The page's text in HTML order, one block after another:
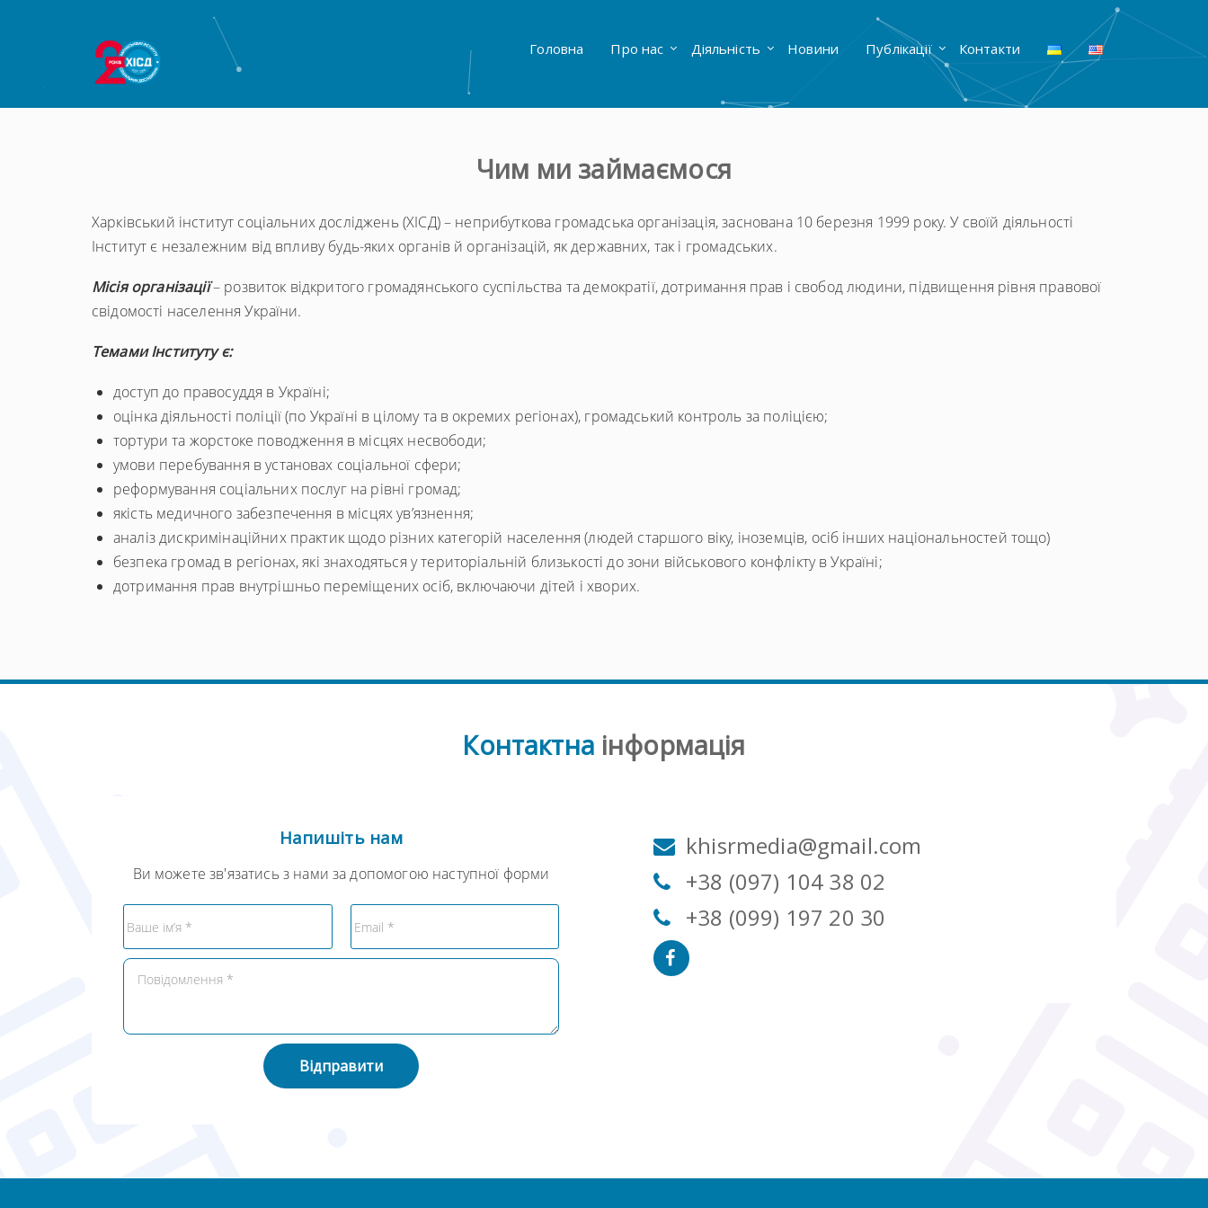
Головна Про нас Діяльність Новини Публікації Контакти
Чим ми займаємося
Харківський інститут соціальних досліджень (ХІСД) – неприбуткова громадська організація, заснована 10 березня 1999 року. У своїй діяльності
Інститут є незалежним від впливу будь-яких органів й організацій, як державних, так і громадських.
Місія організації– розвиток відкритого громадянського суспільства та демократії, дотримання прав і свобод людини, підвищення рівня правової
свідомості населення України.
Темами Інституту є:
доступ до правосуддя в Україні;
оцінка діяльності поліції (по Україні в цілому та в окремих регіонах), громадський контроль за поліцією;
тортури та жорстоке поводження в місцях несвободи;
умови перебування в установах соціальної сфери;
реформування соціальних послуг на рівні громад;
якість медичного забезпечення в місцях ув’язнення;
аналіз дискримінаційних практик щодо різних категорій населення (людей старшого віку, іноземців, осіб інших національностей тощо)
безпека громад в регіонах, які знаходяться у територіальній близькості до зони військового конфлікту в Україні;
дотримання прав внутрішньо переміщених осіб, включаючи дітей і хворих.
Контактна інформація
Напишіть нам
Ви можете зв'язатись з нами за допомогою наступної форми
Відправити
khisrmedia@gmail.com
+38 (097) 104 38 02
+38 (099) 197 20 30